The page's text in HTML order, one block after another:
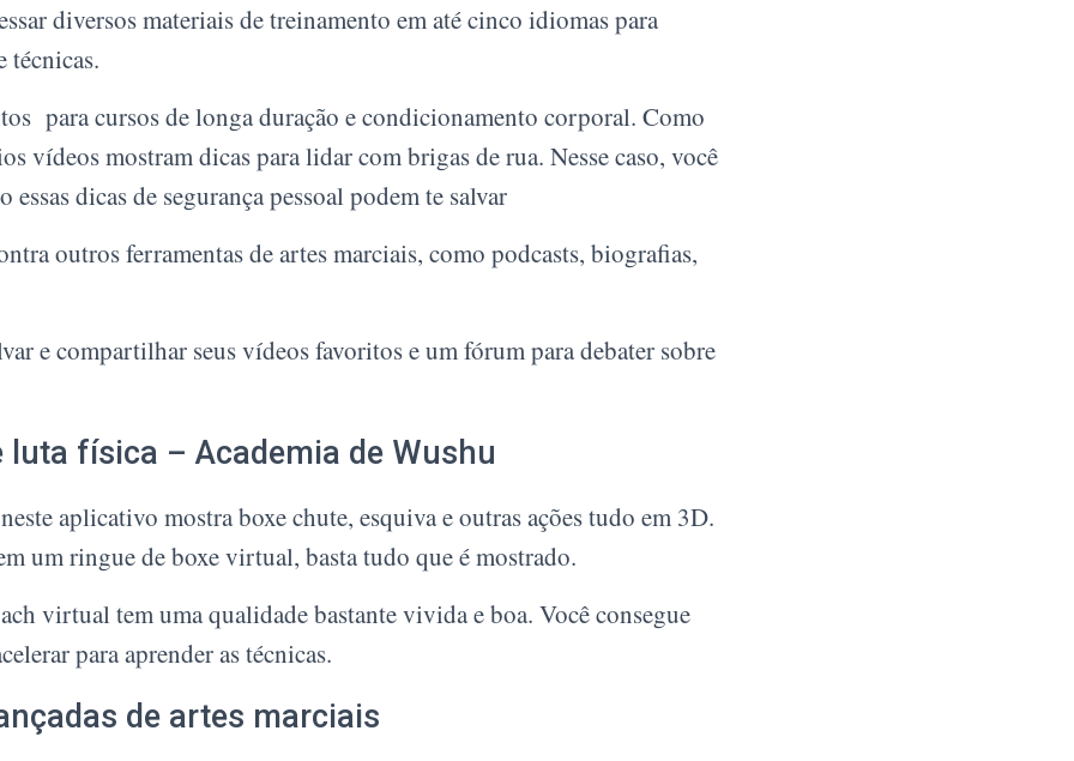
diversos materiais de treinamento em até cinco idiomas para
técnicas.
para cursos de longa duração e condicionamento corporal. Como
vídeos mostram dicas para lidar com brigas de rua. Nesse caso, você
essas dicas de segurança pessoal podem te salvar
outros ferramentas de artes marciais, como podcasts, biografias,
e compartilhar seus vídeos favoritos e um fórum para debater sobre
luta física – Academia de Wushu
aplicativo mostra boxe chute, esquiva e outras ações tudo em 3D.
um ringue de boxe virtual, basta tudo que é mostrado.
virtual tem uma qualidade bastante vivida e boa. Você consegue
para aprender as técnicas.
de artes marciais